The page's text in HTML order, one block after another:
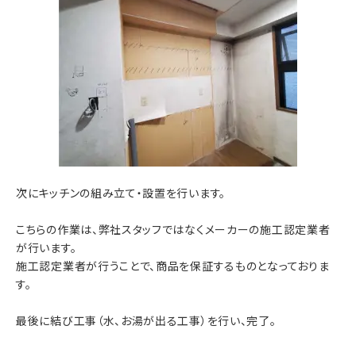
次にキッチンの組み立て・設置を行います。
こちらの作業は、弊社スタッフではなくメーカーの施工認定業者
が行います。
施工認定業者が行うことで、商品を保証するものとなっておりま
す。
最後に結び工事（水、お湯が出る工事）を行い、完了。